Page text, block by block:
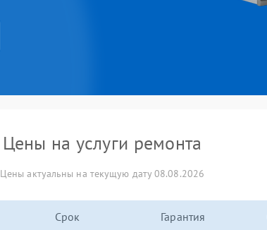
Цены на услуги ремонта
Цены актуальны на текущую дату 08.08.2026
Срок Гарантия